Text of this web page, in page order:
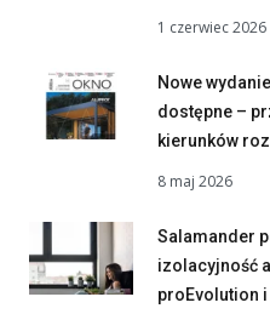
1 czerwiec 2026
Nowe
dostępne –
kierunków
8 maj 2026
Salamander
izolacyjność
proEvolution